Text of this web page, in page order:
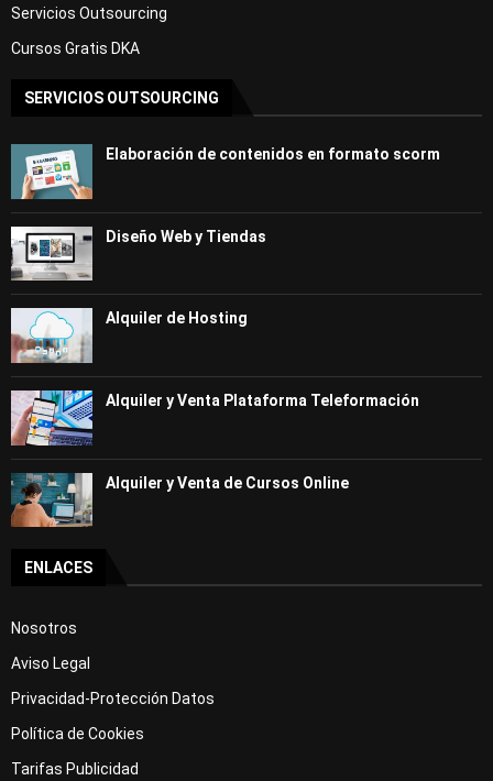
Servicios Outsourcing
Cursos Gratis DKA
SERVICIOS OUTSOURCING
Elaboración de contenidos en formato scorm
Diseño Web y Tiendas
Alquiler de Hosting
Alquiler y Venta Plataforma Teleformación
Alquiler y Venta de Cursos Online
ENLACES
Nosotros
Aviso Legal
Privacidad-Protección Datos
Política de Cookies
Tarifas Publicidad